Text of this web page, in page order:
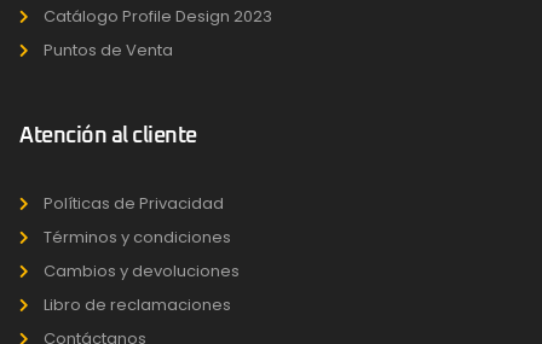
Catálogo Profile Design 2023
Puntos de Venta
Atención al cliente
Políticas de Privacidad
Términos y condiciones
Cambios y devoluciones
Libro de reclamaciones
Contáctanos